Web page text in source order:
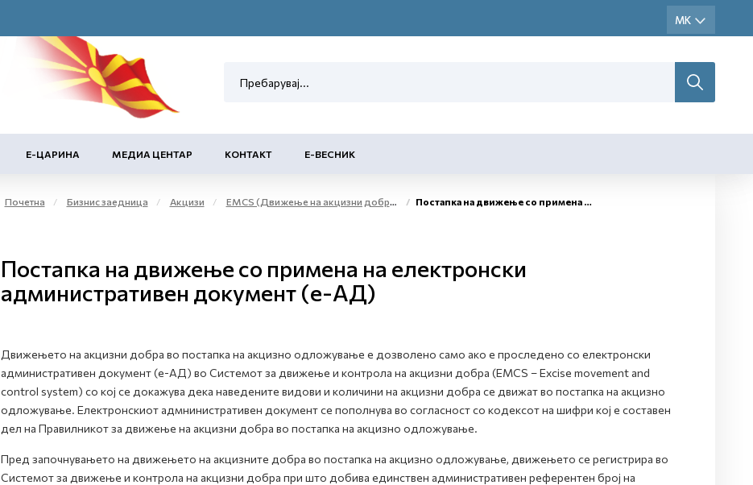
Е-ЦАРИНА МЕДИА ЦЕНТАР КОНТАКТ Е-ВЕСНИК
Почетна Бизнис заедница Акцизи EMCS (Движење на акцизни добра во постапка на акцизно одложување на акцизното подрачје) Постапка на движење со примена на електронски административен документ (е-АД)
Постапка на движење со примена на електронски
административен документ (е-АД)
Движењето на акцизни добра во постапка на акцизно одложување е дозволено само ако е проследено со електронски
административен документ (е-АД) во Системот за движење и контрола на акцизни добра (EMCS – Excise movement and
control system) со кој се докажува дека наведените видови и количини на акцизни добра се движат во постапка на акцизно
одложување. Електронскиот адмнинистративен документ се пополнува во согласност со кодексот на шифри кој е составен
дел на Правилникот за движење на акцизни добра во постапка на акцизно одложување.
Пред започнувањето на движењето на акцизните добра во постапка на акцизно одложување, движењето се регистрира во
Системот за движење и контрола на акцизни добра при што добива единствен административен референтен број на